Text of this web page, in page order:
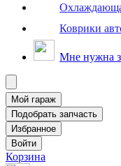
Коврики
Мне нужна
Корзина